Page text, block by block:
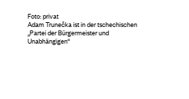
Foto: privat
Adam Trunečka ist in der tschechischen
„Partei der Bürgermeister und
Unabhängigen“